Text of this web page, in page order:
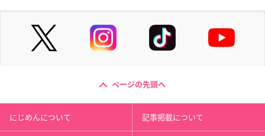
ページの先頭へ
にじめんについて 記事掲載について